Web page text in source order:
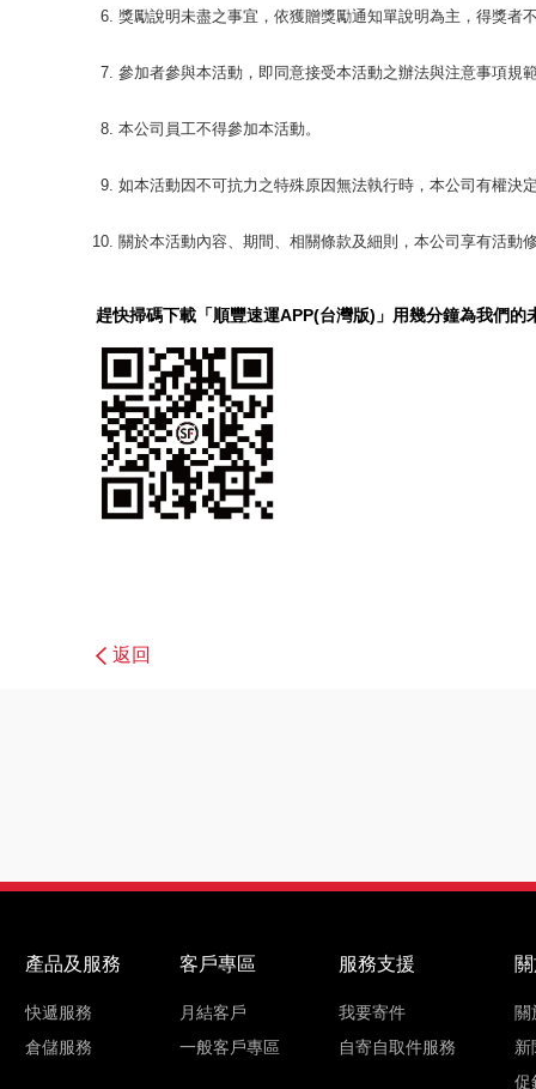
獎勵說明未盡之事宜，依獲贈獎勵通知單說明為主，得獎者
參加者參與本活動，即同意接受本活動之辦法與注意事項規
本公司員工不得參加本活動。
如本活動因不可抗力之特殊原因無法執行時，本公司有權決
關於本活動內容、期間、相關條款及細則，本公司享有活動
趕快掃碼下載「順豐速運APP(台灣版)」用幾分鐘為我們的
返回
產品及服務
快遞服務
倉儲服務
客戶專區
月結客戶
一般客戶專區
服務支援
我要寄件
自寄自取件服務
關
新
促